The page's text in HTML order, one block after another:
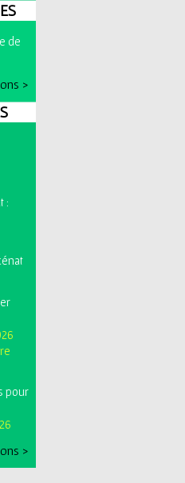
de
>
:
pour
>